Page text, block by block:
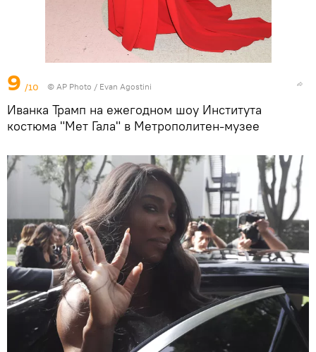
9 /10 © AP Photo / Evan Agostini
Иванка Трамп на ежегодном шоу Института
костюма "Мет Гала" в Метрополитен-музее